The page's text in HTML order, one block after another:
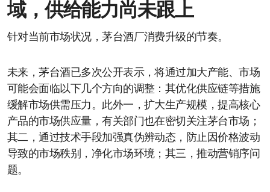
域，供给能力尚未跟上
针对当前市场状况，茅台酒厂消费升级的节奏。
未来，茅台酒已多次公开表示，将通过加大产能、市场
可能会面临以下几个方向的调整：其优化供应链等措施
缓解市场供需压力。此外一，扩大生产规模，提高核心
产品的市场供应量，有关部门也在密切关注茅台市场；
其二，通过技术手段加强真伪辨动态，防止因价格波动
导致的市场秩别，净化市场环境；其三，推动营销序问
题。